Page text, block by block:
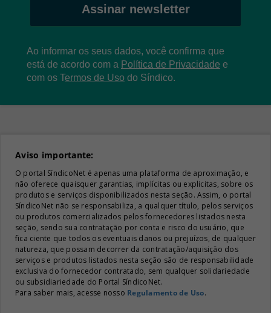
Assinar newsletter
Ao informar os seus dados, você confirma que
está de acordo com a Política de Privacidade e
com os Termos de Uso do Síndico.
Aviso importante:
O portal SíndicoNet é apenas uma plataforma de aproximação, e
não oferece quaisquer garantias, implícitas ou explicitas, sobre os
produtos e serviços disponibilizados nesta seção. Assim, o portal
SíndicoNet não se responsabiliza, a qualquer título, pelos serviços
ou produtos comercializados pelos fornecedores listados nesta
seção, sendo sua contratação por conta e risco do usuário, que
fica ciente que todos os eventuais danos ou prejuízos, de qualquer
natureza, que possam decorrer da contratação/aquisição dos
serviços e produtos listados nesta seção são de responsabilidade
exclusiva do fornecedor contratado, sem qualquer solidariedade
ou subsidiariedade do Portal SíndicoNet.
Para saber mais, acesse nosso Regulamento de Uso.